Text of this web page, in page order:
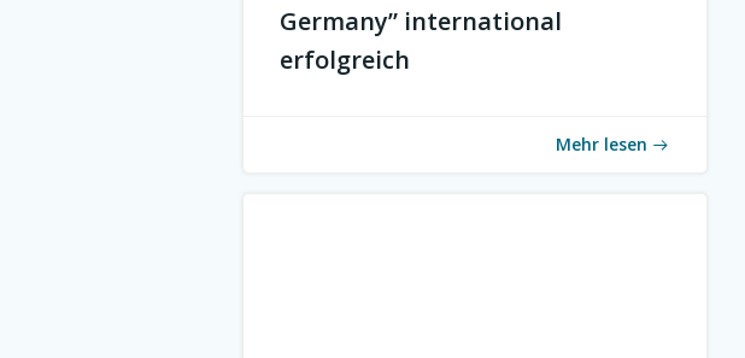
Germany” international
erfolgreich
Mehr lesen